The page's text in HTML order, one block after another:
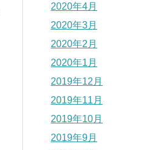
2020年4月
2020年3月
2020年2月
2020年1月
2019年12月
2019年11月
2019年10月
2019年9月